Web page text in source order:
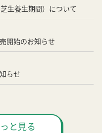
生養生期間）について
開始のお知らせ
らせ
と見る